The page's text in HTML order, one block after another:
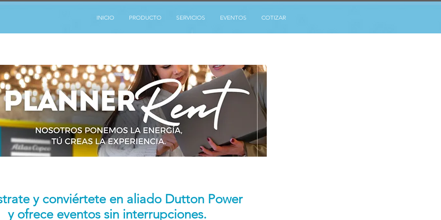
INICIO PRODUCTO SERVICIOS EVENTOS COTIZAR
y conviértete en aliado Dutton Power
y ofrece eventos sin interrupciones.